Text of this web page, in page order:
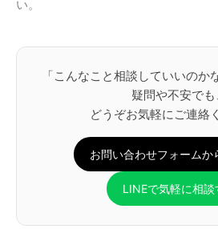
い。
「こんなこと相談していいのか
疑問や不安でも
どうぞお気軽にご連絡
お問い合わせフォームか
LINEで気軽に相談